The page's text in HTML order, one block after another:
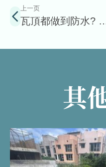
上一页
瓦頂都做到防水?
其